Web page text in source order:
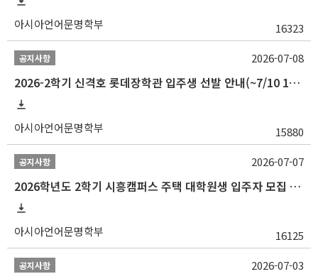
아시아언어문명학부 16323
공지사항
2026-2학기 신격호 롯데장학관 입주생 선발 안내(~7/10 10:00)
아시아언어문명학부 15880
2026-07-08
공지사항
2026학년도 2학기 시흥캠퍼스 주택 대학원생 입주자 모집 안내
아시아언어문명학부 16125
2026-07-07
공지사항 2026-07-03